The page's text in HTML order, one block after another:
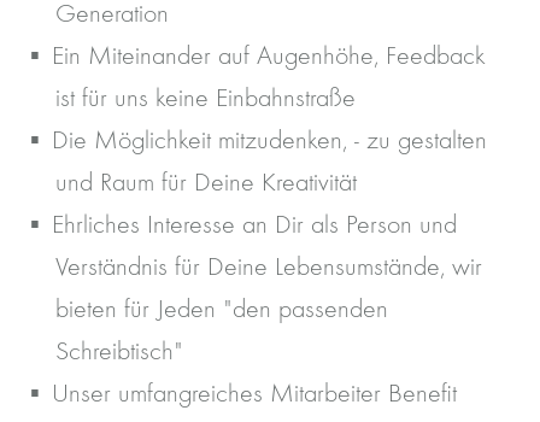
Generation
Ein Miteinander auf Augenhöhe, Feedback
ist für uns keine Einbahnstraße
Die Möglichkeit mitzudenken, - zu gestalten
und Raum für Deine Kreativität
Ehrliches Interesse an Dir als Person und
Verständnis für Deine Lebensumstände, wir
bieten für Jeden "den passenden
Schreibtisch"
Unser umfangreiches Mitarbeiter Benefit